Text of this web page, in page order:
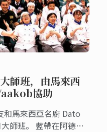
師班，由馬來西
協助
和馬來西亞名廚 Dato
師班。 藍帶在阿德萊